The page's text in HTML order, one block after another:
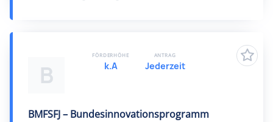
B
BMFSFJ – Bundesinnovationsprogramm
FÖRDERHÖHE
k.A
ANTRAG
Jederzeit